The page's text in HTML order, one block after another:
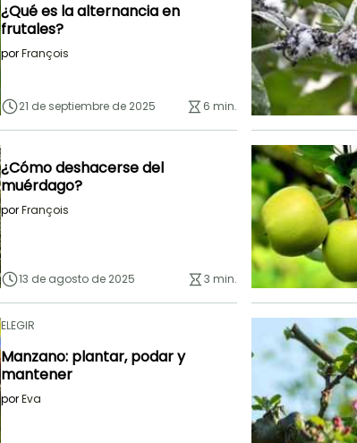
¿Qué es la alternancia en
frutales?
porFrançois
21 de septiembre de 2025 6 min.
¿Cómo deshacerse del
muérdago?
porFrançois
13 de agosto de 2025 3 min.
ELEGIR
Manzano: plantar, podar y
mantener
porEva